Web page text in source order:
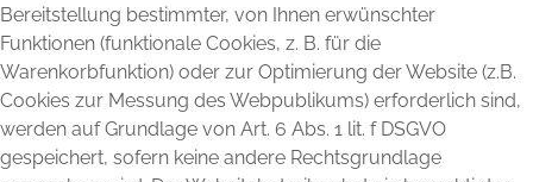
Bereitstellung bestimmter, von Ihnen erwünschter
Funktionen (funktionale Cookies, z. B. für die
Warenkorbfunktion) oder zur Optimierung der Website (z.B.
Cookies zur Messung des Webpublikums) erforderlich sind,
werden auf Grundlage von Art. 6 Abs. 1 lit. f DSGVO
gespeichert, sofern keine andere Rechtsgrundlage